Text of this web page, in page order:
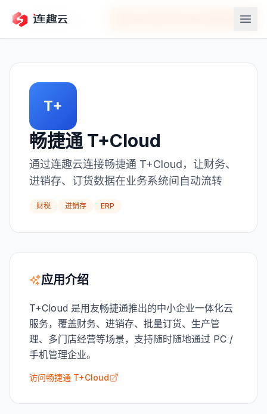
返回应用中心 畅捷通 T+Cloud
T+
畅捷通 T+Cloud
通过连趣云连接畅捷通 T+Cloud，让财务、
进销存、订货数据在业务系统间自动流转
财税 进销存 ERP
应用介绍
T+Cloud 是用友畅捷通推出的中小企业一体化云
服务，覆盖财务、进销存、批量订货、生产管
理、多门店经营等场景，支持随时随地通过 PC /
手机管理企业。
访问畅捷通 T+Cloud